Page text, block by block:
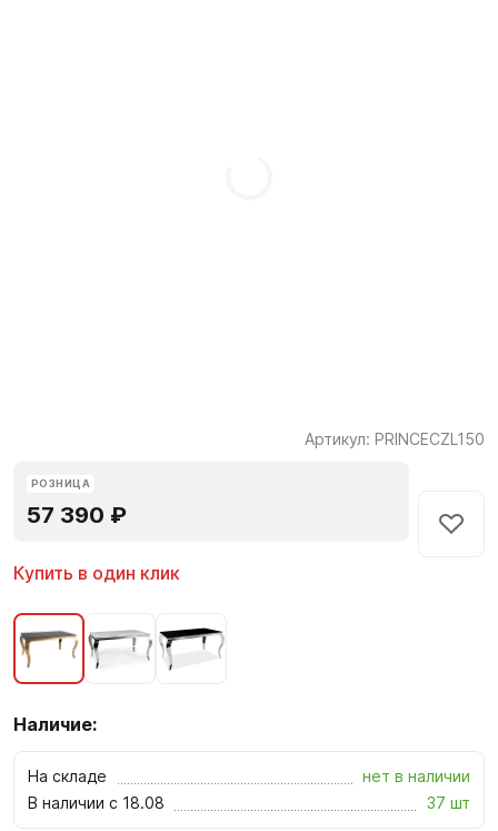
Артикул: PRINCECZL150
РОЗНИЦА
57 390 ₽
Купить в один клик
Наличие:
На складе
нет в наличии
В наличии с 18.08
37 шт